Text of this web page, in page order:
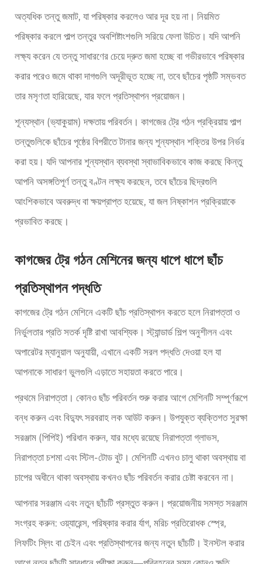
অত্যধিক তন্তু জমাট, যা পরিষ্কার করলেও আর দূর হয় না। নিয়মিত
পরিষ্কার করলে পাল্প তন্তুর অবশিষ্টাংশগুলি সরিয়ে ফেলা উচিত। যদি আপনি
লক্ষ্য করেন যে তন্তু সাধারণের চেয়ে দ্রুত জমা হচ্ছে বা গভীরভাবে পরিষ্কার
করার পরেও জমে থাকা দাগগুলি অদূরীভূত হচ্ছে না, তবে ছাঁচের পৃষ্ঠটি সম্ভবত
তার মসৃণতা হারিয়েছে, যার ফলে প্রতিস্থাপন প্রয়োজন।
শূন্যস্থান (ভ্যাকুয়াম) দক্ষতায় পরিবর্তন। কাগজের ট্রে গঠন প্রক্রিয়ায় পাল্প
তন্তুগুলিকে ছাঁচের পৃষ্ঠের বিপরীতে টানার জন্য শূন্যস্থান শক্তির উপর নির্ভর
করা হয়। যদি আপনার শূন্যস্থান ব্যবস্থা স্বাভাবিকভাবে কাজ করছে কিন্তু
আপনি অসঙ্গতিপূর্ণ তন্তু বণ্টন লক্ষ্য করছেন, তবে ছাঁচের ছিদ্রগুলি
আংশিকভাবে অবরুদ্ধ বা ক্ষয়প্রাপ্ত হয়েছে, যা জল নিষ্কাশন প্রক্রিয়াকে
প্রভাবিত করছে।
কাগজের ট্রে গঠন মেশিনের জন্য ধাপে ধাপে ছাঁচ
প্রতিস্থাপন পদ্ধতি
কাগজের ট্রে গঠন মেশিনে একটি ছাঁচ প্রতিস্থাপন করতে হলে নিরাপত্তা ও
নির্ভুলতার প্রতি সতর্ক দৃষ্টি রাখা আবশ্যিক। স্ট্যান্ডার্ড শিল্প অনুশীলন এবং
অপারেটর ম্যানুয়াল অনুযায়ী, এখানে একটি সরল পদ্ধতি দেওয়া হল যা
আপনাকে সাধারণ ভুলগুলি এড়াতে সহায়তা করতে পারে।
প্রথমে নিরাপত্তা। কোনও ছাঁচ পরিবর্তন শুরু করার আগে মেশিনটি সম্পূর্ণরূপে
বন্ধ করুন এবং বিদ্যুৎ সরবরাহ লক আউট করুন। উপযুক্ত ব্যক্তিগত সুরক্ষা
সরঞ্জাম (পিপিই) পরিধান করুন, যার মধ্যে রয়েছে নিরাপত্তা গ্লাভস,
নিরাপত্তা চশমা এবং স্টিল-টোড বুট। মেশিনটি এখনও চালু থাকা অবস্থায় বা
চাপের অধীনে থাকা অবস্থায় কখনও ছাঁচ পরিবর্তন করার চেষ্টা করবেন না।
আপনার সরঞ্জাম এবং নতুন ছাঁচটি প্রস্তুত করুন। প্রয়োজনীয় সমস্ত সরঞ্জাম
সংগ্রহ করুন: ওয়্যারেন্স, পরিষ্কার করার র্যাগ, মরিচ প্রতিরোধক স্প্রে,
লিফটিং স্লিং বা চেইন এবং প্রতিস্থাপনের জন্য নতুন ছাঁচটি। ইনস্টল করার